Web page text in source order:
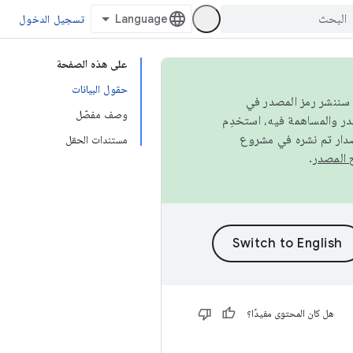
تسجيل الدخول
على هذه الصفحة
حقول البيانات
وصف مفصّل
مستندات الحقل
سننشر رمز المصدر في
تم نشره في مشروع
.
هل كان المحتوى مفيدًا؟